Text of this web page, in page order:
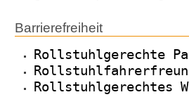
Barrierefreiheit
Rollstuhlgerechte
Rollstuhlgerechtes